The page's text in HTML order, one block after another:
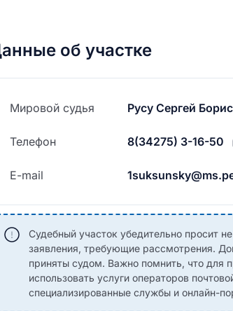
об участке
Мировой судья Русу Сергей
Телефон 8(34275) 3-16-50
E-mail
Судебный участок убедительно просит
заявления, требующие рассмотрения.
приняты судом. Важно помнить, что для
использовать услуги операторов
специализированные службы и онлайн-